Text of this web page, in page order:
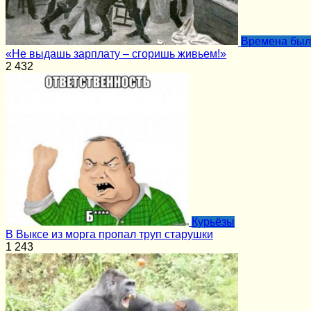
Времена
«Не выдашь зарплату – сгоришь живьем!»
2 432
Курьёзы
В Выксе из морга пропал труп старушки
1 243